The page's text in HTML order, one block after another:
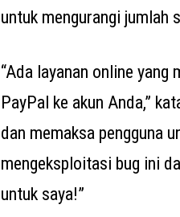
untuk mengurangi jumlah
“Ada layanan online yang
PayPal ke akun Anda,”
dan memaksa pengguna
mengeksploitasi bug ini
untuk saya!”